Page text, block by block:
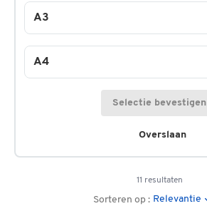
Overslaan
A3
A4
Selectie bevestigen
11 resultaten
Sorteren op : Relevantie